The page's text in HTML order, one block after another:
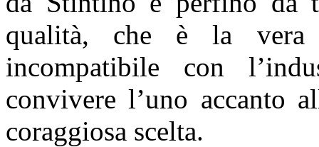
qualità, che è la vera
incompatibile con
convivere l’uno accanto
coraggiosa scelta.